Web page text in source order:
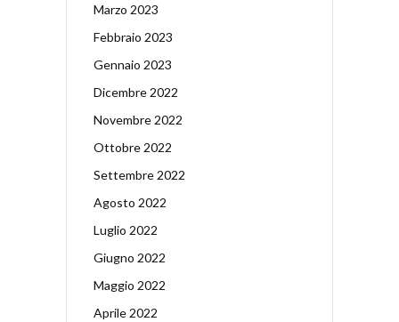
Marzo 2023
Febbraio 2023
Gennaio 2023
Dicembre 2022
Novembre 2022
Ottobre 2022
Settembre 2022
Agosto 2022
Luglio 2022
Giugno 2022
Maggio 2022
Aprile 2022